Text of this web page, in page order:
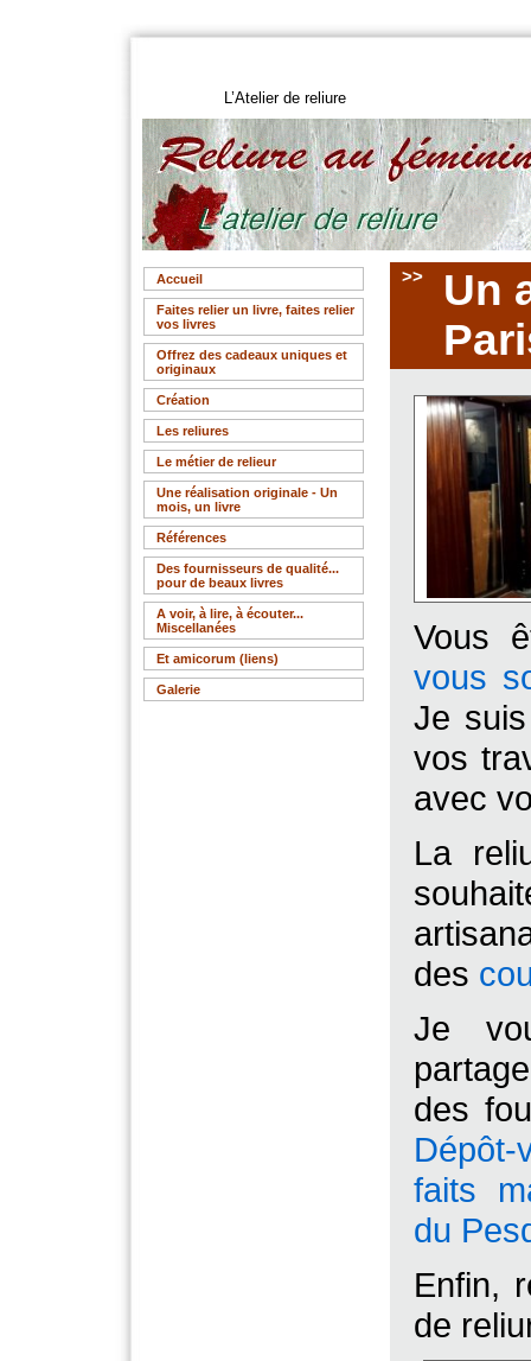
L’Atelier de reliure
Accueil
Faites relier un livre, faites relier
vos livres
Offrez des cadeaux uniques et
originaux
Création
Les reliures
Le métier de relieur
Une réalisation originale - Un
mois, un livre
Références
Des fournisseurs de qualité...
pour de beaux livres
A voir, à lire, à écouter...
Miscellanées
Et amicorum (liens)
Galerie
>>
Un
Vous
vous
Je
vos
avec
La
des
Je
des
faits
du
Enfin,
de